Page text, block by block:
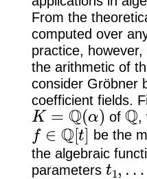
From the
computed over
practice,
the arithmetic of
consider Gröbner
coefficient fields.
K=Q(α)
of
Q
,
f∈ Q[t]
be the
the algebraic
parameters
t 1,…,